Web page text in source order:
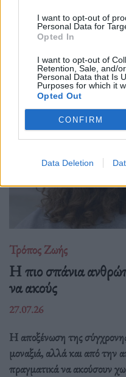
I want to opt-out of
Personal Data for
Opted In
I want to opt-out of
Retention, Sale, and/
Personal Data that Is
Purposes for which it
Opted Out
CONFIRM
Data Deletion
Από τη δημιουργία
περισπασμών, η
στόχου.
Τρόπος Ζωής
Η πιο σπάνια
να ακούς
27.07.26
Η αποξένωση της
μοναξιά, αλλά και από την
πραγματικά να ακούσουν